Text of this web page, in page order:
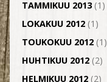
TAMMIKUU 2013(1)
LOKAKUU 2012(1)
TOUKOKUU 2012(1)
HUHTIKUU 2012(2)
HELMIKUU 2012(2)